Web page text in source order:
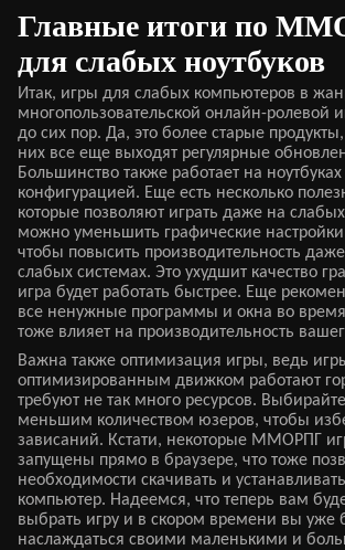
Главные итоги по
для слабых ноутбуков
Итак, игры для слабых компьютеров в
многопользовательской онлайн-ролевой
до сих пор. Да, это более старые
них все еще выходят регулярные
Большинство также работает на
конфигурацией. Еще есть несколько
которые позволяют играть даже на
можно уменьшить графические
чтобы повысить производительность
слабых системах. Это ухудшит качество
игра будет работать быстрее. Еще
все ненужные программы и окна во время
тоже влияет на производительность
Важна также оптимизация игры, ведь
оптимизированным движком работают
требуют не так много ресурсов.
меньшим количеством юзеров, чтобы
зависаний. Кстати, некоторые ММОРПГ
запущены прямо в браузере, что тоже
необходимости скачивать и
компьютер. Надеемся, что теперь вам
выбрать игру и в скором времени вы уже
наслаждаться своими маленькими и